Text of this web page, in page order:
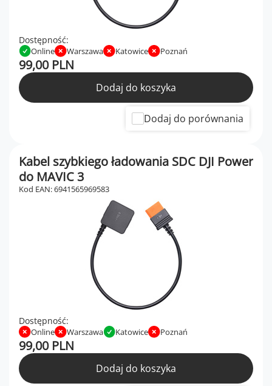
Dostępność:
Online Warszawa Katowice Poznań
99,00 PLN
Dodaj do koszyka
Dodaj do porównania
Kabel szybkiego ładowania SDC DJI Power
do MAVIC 3
Kod EAN: 6941565969583
Dostępność:
Online Warszawa Katowice Poznań
99,00 PLN
Dodaj do koszyka